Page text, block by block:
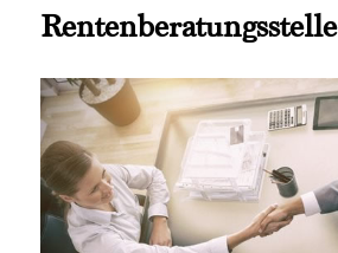
Rentenberatungsstelle